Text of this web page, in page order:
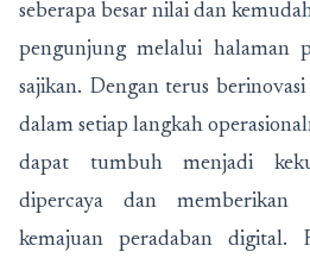
seberapa besar nilai dan
pengunjung melalui halaman
sajikan. Dengan terus
dalam setiap langkah
dapat tumbuh menjadi
dipercaya dan
kemajuan peradaban digital.